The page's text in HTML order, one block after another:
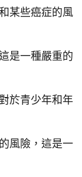
某些癌症的風
是一種嚴重的
於青少年和年
風險，這是一